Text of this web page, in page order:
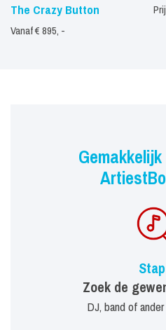
The Crazy Button
Vanaf € 895, -
Zoek de
DJ, band of